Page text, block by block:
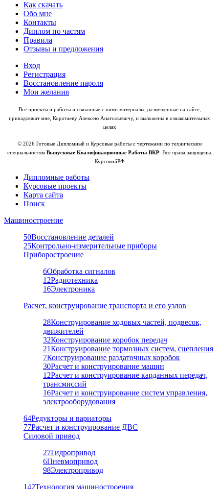
Как скачать
Обо мне
Контакты
Диплом по частям
Правила
Отзывы и предложения
Вход
Регистрация
Восстановление пароля
Мои желания
Все проекты и работы и связанные с ними материалы, размещенные на сайте,
принадлежат мне, Коротаеву Алексею Анатольевичу, и выложены в ознакомительных
целях
© 2026 Готовые Дипломный и Курсовые работы с чертежами по техническим
специальностям Выпускные Квалификационные Работы ВКР. Все права защищены.
КурсовойРФ
Дипломные работы
Курсовые проекты
Карта сайта
Поиск
Машиностроение
50Восстановление деталей
25Контрольно-измерительные приборы
Приборостроение
6Обработка сигналов
12Радиотехника
16Электроника
Расчет, конструирование транспорта и его узлов
28Конструирование ходовых частей, подвесок,
движителей
32Конструирование коробок передач
21Конструирование тормозных систем, сцепления
7Конструирование раздаточных коробок
30Расчет и конструирование машин
12Расчет и конструирование карданных передач,
трансмиссий
16Расчет и конструирование систем управления,
электрооборудования
64Редукторы и вариаторы
77Расчет и конструирование ДВС
Силовой привод
27Гидропривод
6Пневмопривод
98Электропривод
142Технология машиностроения